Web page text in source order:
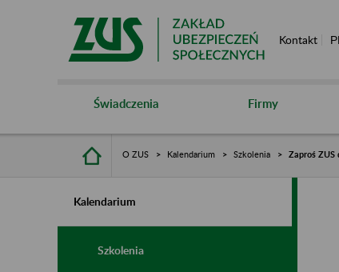
Kontakt
Świadczenia Firmy
O ZUS Kalendarium Szkolenia Zaproś
Kalendarium
Szkolenia